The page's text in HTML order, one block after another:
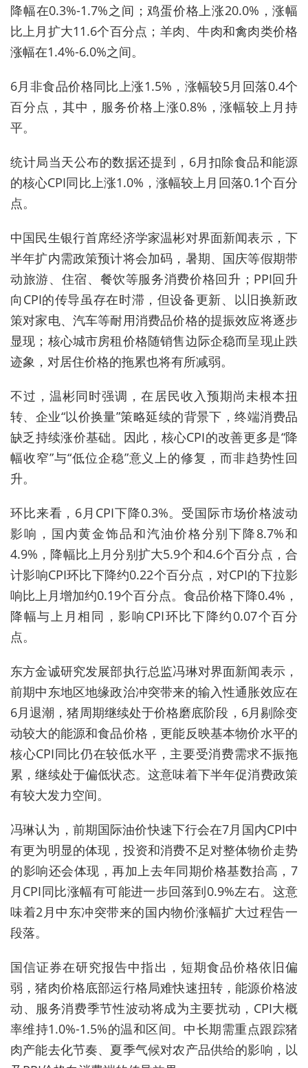
降幅在0.3%-1.7%之间；鸡蛋价格上涨20.0%，涨幅
比上月扩大11.6个百分点；羊肉、牛肉和禽肉类价格
涨幅在1.4%-6.0%之间。
6月非食品价格同比上涨1.5%，涨幅较5月回落0.4个
百分点，其中，服务价格上涨0.8%，涨幅较上月持
平。
统计局当天公布的数据还提到，6月扣除食品和能源
的核心CPI同比上涨1.0%，涨幅较上月回落0.1个百分
点。
中国民生银行首席经济学家温彬对界面新闻表示，下
半年扩内需政策预计将会加码，暑期、国庆等假期带
动旅游、住宿、餐饮等服务消费价格回升；PPI回升
向CPI的传导虽存在时滞，但设备更新、以旧换新政
策对家电、汽车等耐用消费品价格的提振效应将逐步
显现；核心城市房租价格随销售边际企稳而呈现止跌
迹象，对居住价格的拖累也将有所减弱。
不过，温彬同时强调，在居民收入预期尚未根本扭
转、企业“以价换量”策略延续的背景下，终端消费品
缺乏持续涨价基础。因此，核心CPI的改善更多是“降
幅收窄”与“低位企稳”意义上的修复，而非趋势性回
升。
环比来看，6月CPI下降0.3%。受国际市场价格波动
影响，国内黄金饰品和汽油价格分别下降8.7%和
4.9%，降幅比上月分别扩大5.9个和4.6个百分点，合
计影响CPI环比下降约0.22个百分点，对CPI的下拉影
响比上月增加约0.19个百分点。食品价格下降0.4%，
降幅与上月相同，影响CPI环比下降约0.07个百分
点。
东方金诚研究发展部执行总监冯琳对界面新闻表示，
前期中东地区地缘政治冲突带来的输入性通胀效应在
6月退潮，猪周期继续处于价格磨底阶段，6月剔除变
动较大的能源和食品价格，更能反映基本物价水平的
核心CPI同比仍在较低水平，主要受消费需求不振拖
累，继续处于偏低状态。这意味着下半年促消费政策
有较大发力空间。
冯琳认为，前期国际油价快速下行会在7月国内CPI中
有更为明显的体现，投资和消费不足对整体物价走势
的影响还会体现，再加上去年同期价格基数抬高，7
月CPI同比涨幅有可能进一步回落到0.9%左右。这意
味着2月中东冲突带来的国内物价涨幅扩大过程告一
段落。
国信证券在研究报告中指出，短期食品价格依旧偏
弱，猪肉价格底部运行格局难快速扭转，能源价格波
动、服务消费季节性波动将成为主要扰动，CPI大概
率维持1.0%-1.5%的温和区间。中长期需重点跟踪猪
肉产能去化节奏、夏季气候对农产品供给的影响，以